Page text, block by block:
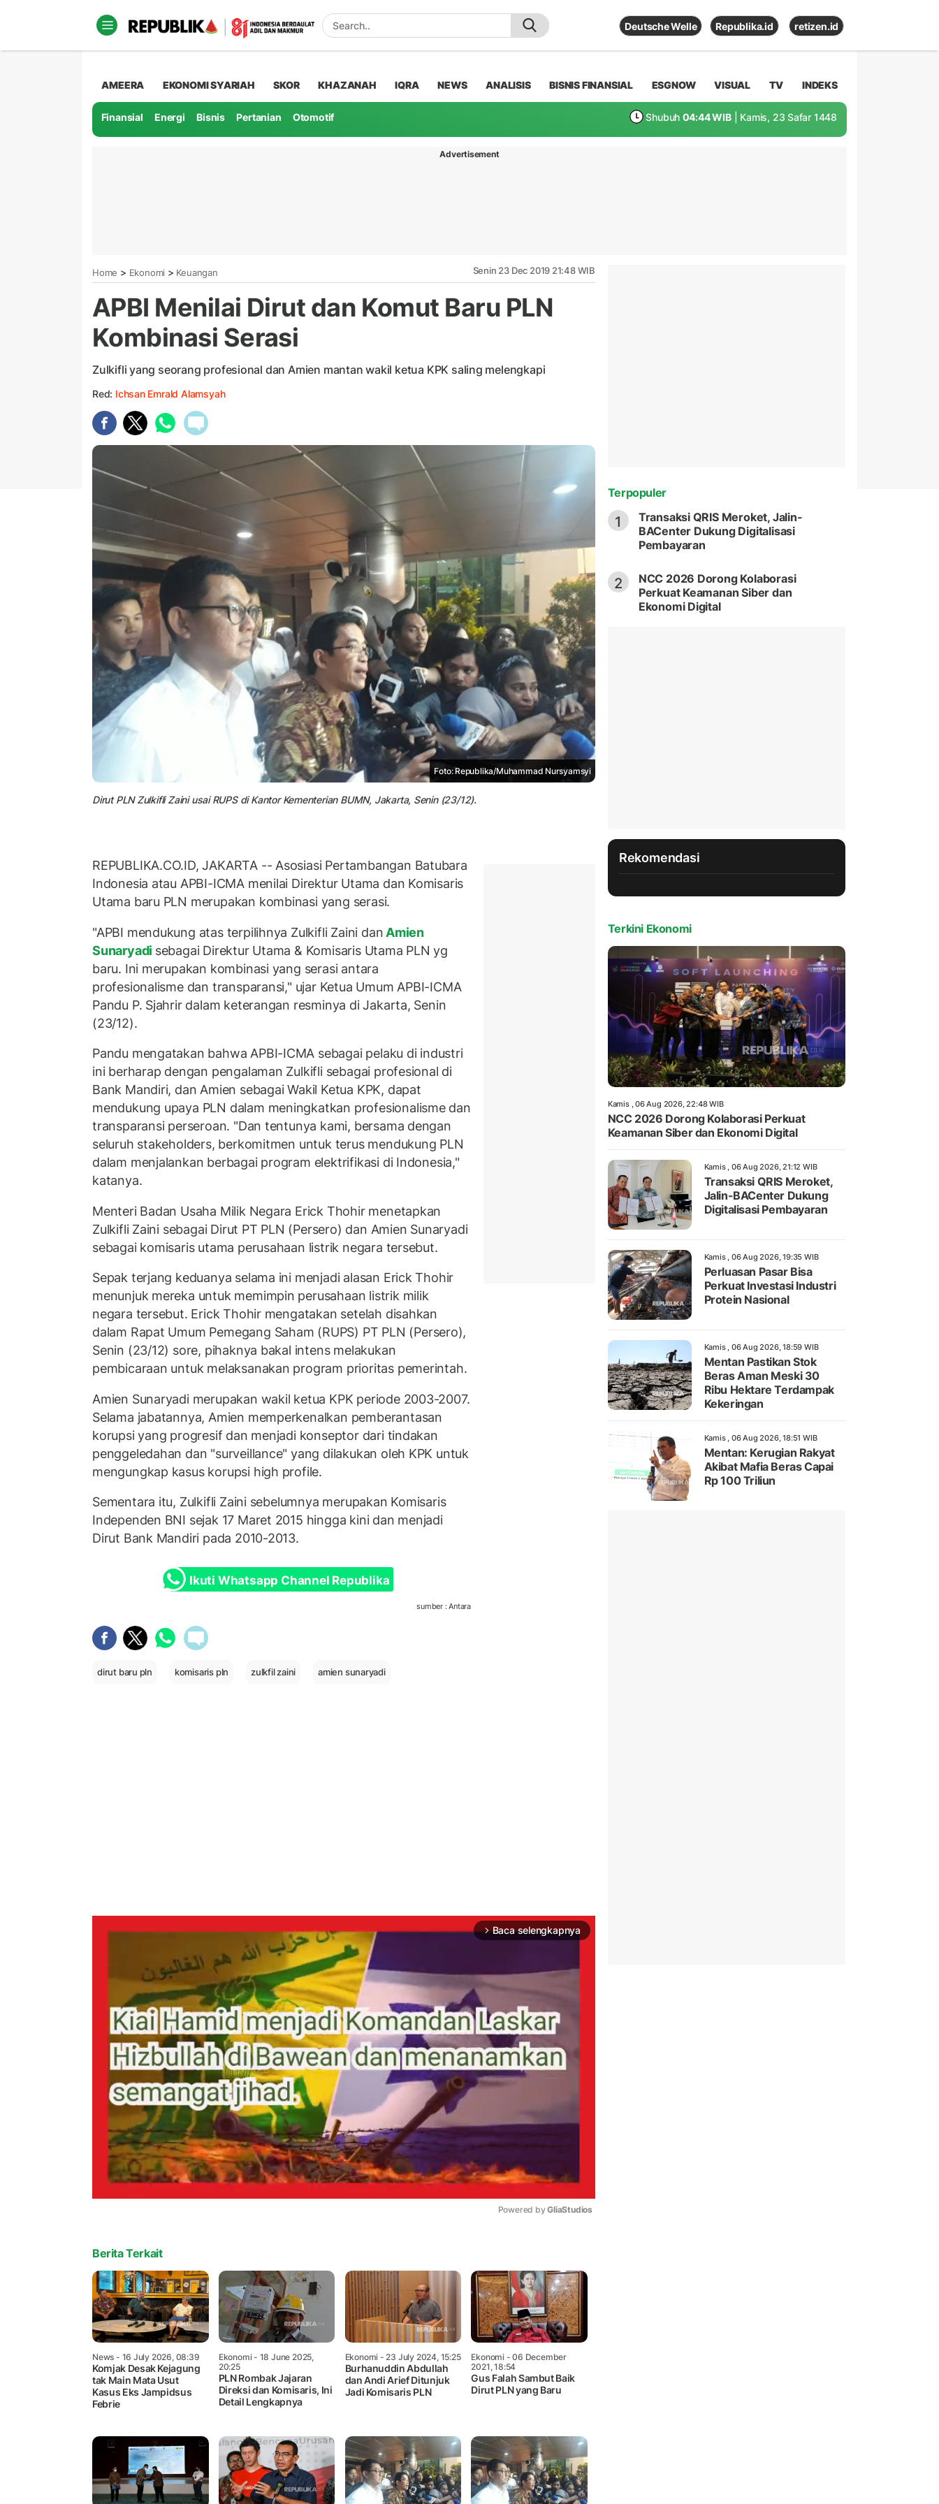
Deutsche Welle Republika.id retizen.id
AMEERA EKONOMI SYARIAH SKOR KHAZANAH IQRA NEWS ANALISIS BISNIS FINANSIAL ESGNOW VISUAL TV INDEKS
Finansial Energi Bisnis Pertanian Otomotif Shubuh 04:44 WIB | Kamis, 23 Safar 1448
Advertisement
Home > Ekonomi > Keuangan Senin 23 Dec 2019 21:48 WIB
APBI Menilai Dirut dan Komut Baru PLN
Kombinasi Serasi
Zulkifli yang seorang profesional dan Amien mantan wakil ketua KPK saling melengkapi
Red: Ichsan Emrald Alamsyah
Foto: Republika/Muhammad Nursyamsyi
Dirut PLN Zulkifli Zaini usai RUPS di Kantor Kementerian BUMN, Jakarta, Senin (23/12).
REPUBLIKA.CO.ID, JAKARTA -- Asosiasi Pertambangan Batubara
Indonesia atau APBI-ICMA menilai Direktur Utama dan Komisaris
Utama baru PLN merupakan kombinasi yang serasi.
"APBI mendukung atas terpilihnya Zulkifli Zaini dan Amien
Sunaryadi sebagai Direktur Utama & Komisaris Utama PLN yg
baru. Ini merupakan kombinasi yang serasi antara
profesionalisme dan transparansi," ujar Ketua Umum APBI-ICMA
Pandu P. Sjahrir dalam keterangan resminya di Jakarta, Senin
(23/12).
Pandu mengatakan bahwa APBI-ICMA sebagai pelaku di industri
ini berharap dengan pengalaman Zulkifli sebagai profesional di
Bank Mandiri, dan Amien sebagai Wakil Ketua KPK, dapat
mendukung upaya PLN dalam meningkatkan profesionalisme dan
transparansi perseroan. "Dan tentunya kami, bersama dengan
seluruh stakeholders, berkomitmen untuk terus mendukung PLN
dalam menjalankan berbagai program elektrifikasi di Indonesia,"
katanya.
Menteri Badan Usaha Milik Negara Erick Thohir menetapkan
Zulkifli Zaini sebagai Dirut PT PLN (Persero) dan Amien Sunaryadi
sebagai komisaris utama perusahaan listrik negara tersebut.
Sepak terjang keduanya selama ini menjadi alasan Erick Thohir
menunjuk mereka untuk memimpin perusahaan listrik milik
negara tersebut. Erick Thohir mengatakan setelah disahkan
dalam Rapat Umum Pemegang Saham (RUPS) PT PLN (Persero),
Senin (23/12) sore, pihaknya bakal intens melakukan
pembicaraan untuk melaksanakan program prioritas pemerintah.
Amien Sunaryadi merupakan wakil ketua KPK periode 2003-2007.
Selama jabatannya, Amien memperkenalkan pemberantasan
korupsi yang progresif dan menjadi konseptor dari tindakan
penggeledahan dan "surveillance" yang dilakukan oleh KPK untuk
mengungkap kasus korupsi high profile.
Sementara itu, Zulkifli Zaini sebelumnya merupakan Komisaris
Independen BNI sejak 17 Maret 2015 hingga kini dan menjadi
Dirut Bank Mandiri pada 2010-2013.
Ikuti Whatsapp Channel Republika
sumber : Antara
dirut baru pln komisaris pln zulkfil zaini amien sunaryadi
arrow_forward_ios Baca selengkapnya
Powered by GliaStudios
Berita Terkait
News - 16 July 2026, 08:39
Komjak Desak Kejagung
tak Main Mata Usut
Kasus Eks Jampidsus
Febrie
Ekonomi- 18 June 2025,
20:25
PLN Rombak Jajaran
Direksi dan Komisaris, Ini
Detail Lengkapnya
Ekonomi - 23 July 2024, 15:25
Burhanuddin Abdullah
dan Andi Arief Ditunjuk
Jadi Komisaris PLN
Ekonomi- 06 December
2021, 18:54
Gus Falah Sambut Baik
Dirut PLN yang Baru
Terpopuler
1
Transaksi QRIS Meroket, Jalin-
BACenter Dukung Digitalisasi
Pembayaran
2
NCC 2026 Dorong Kolaborasi
Perkuat Keamanan Siber dan
Ekonomi Digital
Rekomendasi
Terkini Ekonomi
Kamis , 06 Aug 2026, 22:48 WIB
NCC 2026 Dorong Kolaborasi Perkuat
Keamanan Siber dan Ekonomi Digital
Kamis , 06 Aug 2026, 21:12 WIB
Transaksi QRIS Meroket,
Jalin-BACenter Dukung
Digitalisasi Pembayaran
Kamis , 06 Aug 2026, 19:35 WIB
Perluasan Pasar Bisa
Perkuat Investasi Industri
Protein Nasional
Kamis , 06 Aug 2026, 18:59 WIB
Mentan Pastikan Stok
Beras Aman Meski 30
Ribu Hektare Terdampak
Kekeringan
Kamis , 06 Aug 2026, 18:51 WIB
Mentan: Kerugian Rakyat
Akibat Mafia Beras Capai
Rp 100 Triliun